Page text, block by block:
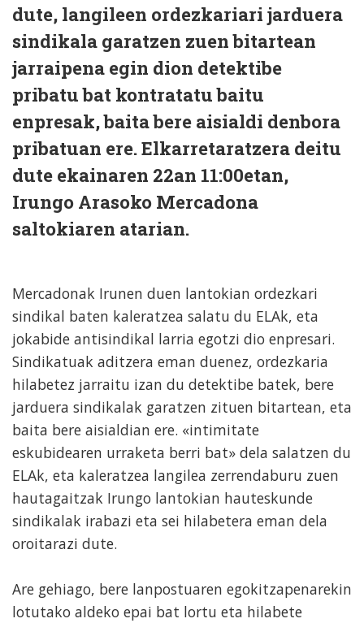
dute, langileen ordezkariari jarduera
sindikala garatzen zuen bitartean
jarraipena egin dion detektibe
pribatu bat kontratatu baitu
enpresak, baita bere aisialdi denbora
pribatuan ere. Elkarretaratzera deitu
dute ekainaren 22an 11:00etan,
Irungo Arasoko Mercadona
saltokiaren atarian.
Mercadonak Irunen duen lantokian ordezkari
sindikal baten kaleratzea salatu du ELAk, eta
jokabide antisindikal larria egotzi dio enpresari.
Sindikatuak aditzera eman duenez, ordezkaria
hilabetez jarraitu izan du detektibe batek, bere
jarduera sindikalak garatzen zituen bitartean, eta
baita bere aisialdian ere. «intimitate
eskubidearen urraketa berri bat» dela salatzen du
ELAk, eta kaleratzea langilea zerrendaburu zuen
hautagaitzak Irungo lantokian hauteskunde
sindikalak irabazi eta sei hilabetera eman dela
oroitarazi dute.
Are gehiago, bere lanpostuaren egokitzapenarekin
lotutako aldeko epai bat lortu eta hilabete